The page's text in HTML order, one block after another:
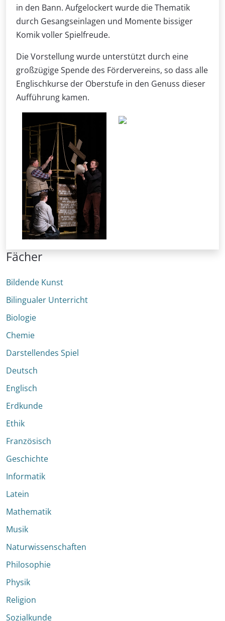
in den Bann. Aufgelockert wurde die Thematik
durch Gesangseinlagen und Momente bissiger
Komik voller Spielfreude.
Die Vorstellung wurde unterstützt durch eine
großzügige Spende des Fördervereins, so dass alle
Englischkurse der Oberstufe in den Genuss dieser
Aufführung kamen.
Fächer
Bildende Kunst
Bilingualer Unterricht
Biologie
Chemie
Darstellendes Spiel
Deutsch
Englisch
Erdkunde
Ethik
Französisch
Geschichte
Informatik
Latein
Mathematik
Musik
Naturwissenschaften
Philosophie
Physik
Religion
Sozialkunde